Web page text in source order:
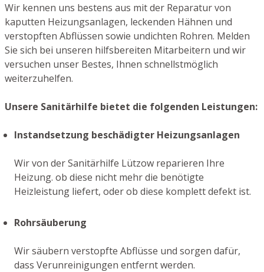
Wir kennen uns bestens aus mit der Reparatur von
kaputten Heizungsanlagen, leckenden Hähnen und
verstopften Abflüssen sowie undichten Rohren. Melden
Sie sich bei unseren hilfsbereiten Mitarbeitern und wir
versuchen unser Bestes, Ihnen schnellstmöglich
weiterzuhelfen.
Unsere Sanitärhilfe bietet die folgenden Leistungen:
Instandsetzung beschädigter Heizungsanlagen
Wir von der Sanitärhilfe Lützow reparieren Ihre
Heizung. ob diese nicht mehr die benötigte
Heizleistung liefert, oder ob diese komplett defekt ist.
Rohrsäuberung
Wir säubern verstopfte Abflüsse und sorgen dafür,
dass Verunreinigungen entfernt werden.